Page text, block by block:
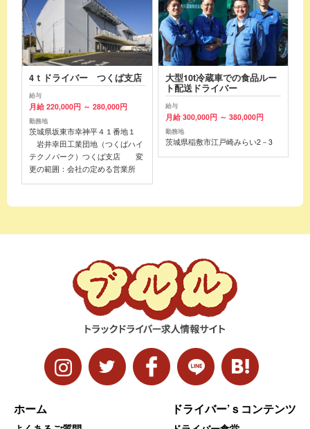
4ｔドライバー つくば支店
給与
月給 220,000円 ～ 280,000円
勤務地
茨城県坂東市幸神平４１番地１
岩井幸田工業団地（つくばハイ
テクノパーク）つくば支店 変
更の範囲：会社の定める営業所
大型10t冷蔵車での食品ルー
ト配送ドライバー
給与
月給 300,000円 ～ 380,000円
勤務地
茨城県稲敷市江戸崎みらい2－3
ホーム ドライバー’ｓコンテンツ